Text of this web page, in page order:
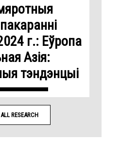
г.: Еўропа
Азія:
тэндэнцыі
RESEARCH